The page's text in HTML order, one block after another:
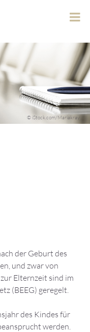
© iStock.com/Mariakray
der Geburt des
und zwar von
Elternzeit sind im
(BEEG) geregelt.
des Kindes für
werden.